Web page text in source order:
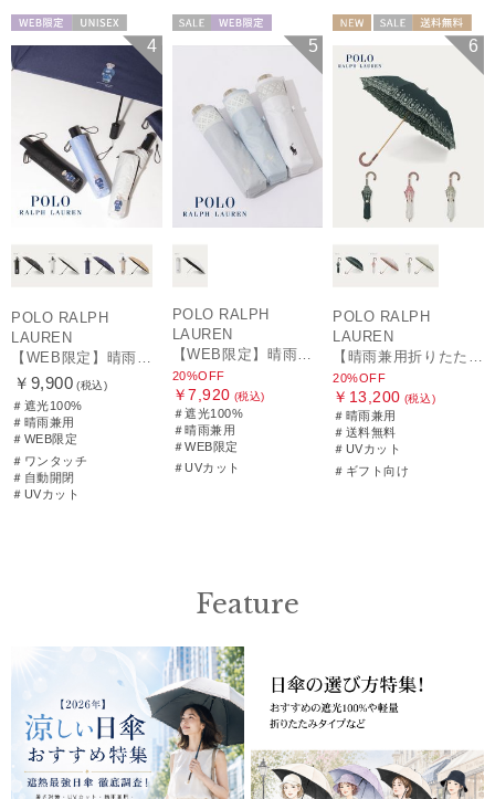
4
POLO RALPH
LAUREN
【WEB限定】晴雨兼用自動開閉日傘 ポロ ラルフ ローレン（POLO RALPH LAUREN）ベア 遮光100 UV100 ワンタッチ開閉
￥9,900 (税込)
＃遮光100%
＃晴雨兼用
＃WEB限定
＃ワンタッチ
＃自動開閉
＃UVカット
5
POLO RALPH
LAUREN
20%OFF
￥7,920 (税込)
＃遮光100%
＃晴雨兼用
＃WEB限定
＃UVカット
送料無料
ギフト向け
6
POLO RALPH
LAUREN
【晴雨兼用折りたたみ日傘】ポロ ラルフ ローレン (POLO RALPH LAUREN) フローラル刺繍 遮光 遮熱 UV
20%OFF
￥13,200 (税込)
＃晴雨兼用
＃送料無料
＃UVカット
＃ギフト向け
Feature